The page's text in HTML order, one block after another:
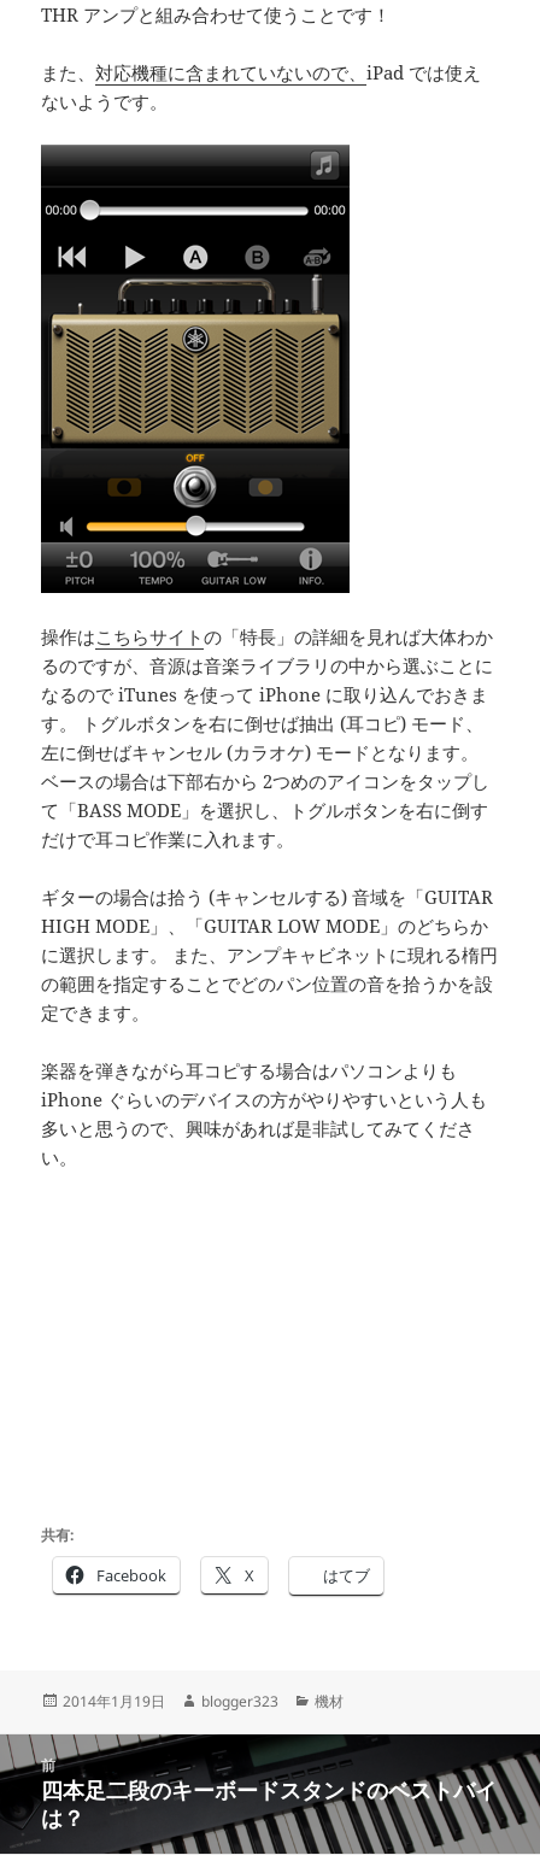
THR アンプと組み合わせて使うことです！
また、対応機種に含まれていないので、iPad では使え
ないようです。
操作はこちらサイトの「特長」の詳細を見れば大体わか
るのですが、音源は音楽ライブラリの中から選ぶことに
なるので iTunes を使って iPhone に取り込んでおきま
す。 トグルボタンを右に倒せば抽出 (耳コピ) モード、
左に倒せばキャンセル (カラオケ) モードとなります。
ベースの場合は下部右から 2つめのアイコンをタップし
て「BASS MODE」を選択し、トグルボタンを右に倒す
だけで耳コピ作業に入れます。
ギターの場合は拾う (キャンセルする) 音域を「GUITAR
HIGH MODE」、「GUITAR LOW MODE」のどちらか
に選択します。 また、アンプキャビネットに現れる楕円
の範囲を指定することでどのパン位置の音を拾うかを設
定できます。
楽器を弾きながら耳コピする場合はパソコンよりも
iPhone ぐらいのデバイスの方がやりやすいという人も
多いと思うので、興味があれば是非試してみてくださ
い。
共有:
Facebook X はてブ
投
日:
2014年1月19日
作
者
blogger323
カ
リ
ー
機材
投
稿
ビ
前
前
の
投
四本足二段のキーボードスタンドのベストバイ
は？